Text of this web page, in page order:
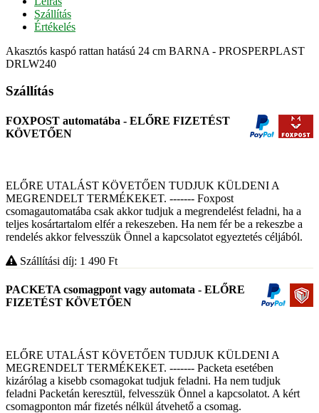
Szállítás
Értékelés
Akasztós kaspó rattan hatású 24 cm BARNA - PROSPERPLAST
DRLW240
Szállítás
FOXPOST automatába - ELŐRE FIZETÉST
KÖVETŐEN
ELŐRE UTALÁST KÖVETŐEN TUDJUK KÜLDENI A
MEGRENDELT TERMÉKEKET. ------- Foxpost
csomagautomatába csak akkor tudjuk a megrendelést feladni, ha a
teljes kosártartalom elfér a rekeszeben. Ha nem fér be a rekeszbe a
rendelés akkor felvesszük Önnel a kapcsolatot egyeztetés céljából.
Szállítási díj: 1 490 Ft
PACKETA csomagpont vagy automata - ELŐRE
FIZETÉST KÖVETŐEN
ELŐRE UTALÁST KÖVETŐEN TUDJUK KÜLDENI A
MEGRENDELT TERMÉKEKET. ------- Packeta esetében
kizárólag a kisebb csomagokat tudjuk feladni. Ha nem tudjuk
feladni Packetán keresztül, felvesszük Önnel a kapcsolatot. A kért
csomagponton már fizetés nélkül átvehető a csomag.